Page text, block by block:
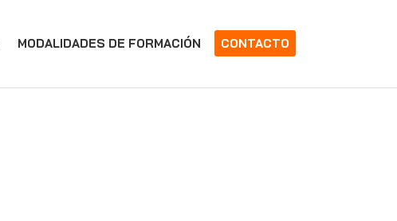
MODALIDADES DE FORMACIÓN CONTACTO